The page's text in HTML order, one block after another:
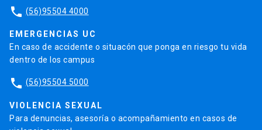
phone (56)95504 4000
EMERGENCIAS UC
En caso de accidente o situacón que ponga en riesgo tu vida
dentro de los campus
phone (56)95504 5000
VIOLENCIA SEXUAL
Para denuncias, asesoría o acompañamiento en casos de